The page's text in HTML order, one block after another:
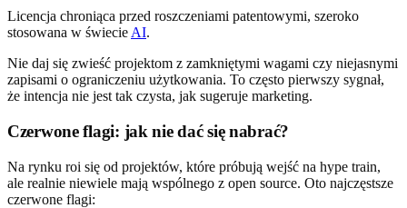
Licencja chroniąca przed roszczeniami patentowymi, szeroko
stosowana w świecie AI.
Nie daj się zwieść projektom z zamkniętymi wagami czy niejasnymi
zapisami o ograniczeniu użytkowania. To często pierwszy sygnał,
że intencja nie jest tak czysta, jak sugeruje marketing.
Czerwone flagi: jak nie dać się nabrać?
Na rynku roi się od projektów, które próbują wejść na hype train,
ale realnie niewiele mają wspólnego z open source. Oto najczęstsze
czerwone flagi: